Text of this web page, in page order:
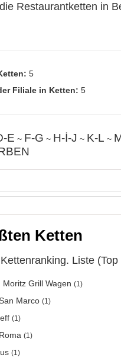
Restaurantketten in
5
Filiale in Ketten: 5
E ~ F-G ~ H-İ-J ~ K-L ~
Ketten
Liste (Top
Moritz Grill Wagen (1)
Marco (1)
(1)
(1)
(1)